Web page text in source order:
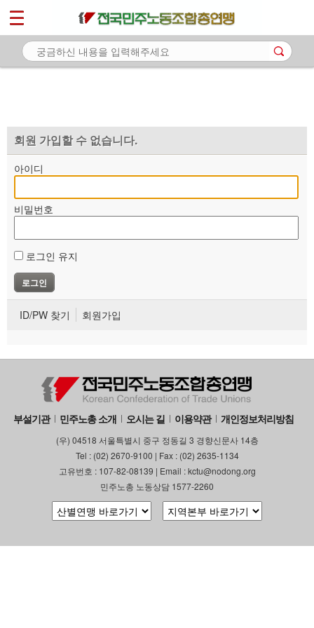
회원 가입할 수 없습니다.
아이디
비밀번호
로그인 유지
ID/PW 찾기 회원가입
부설기관 민주노총 소개 오시는 길 이용약관 개인정보처리방침
(우) 04518 서울특별시 중구 정동길 3 경향신문사 14층
Tel : (02) 2670-9100 | Fax : (02) 2635-1134
고유번호 : 107-82-08139 | Email : kctu@nodong.org
민주노총 노동상담 1577-2260
마이페이지
소개
자료
부설기관